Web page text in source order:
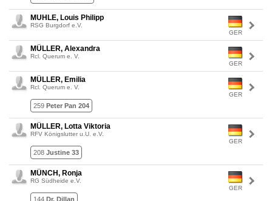
GER
MUHLE, Louis Philipp
RSG Burgdorf e.V.
GER
MÜLLER, Alexandra
Rcl. Querum e. V.
GER
MÜLLER, Emilia
Rcl. Querum e. V.
259 Peter Pan 204
GER
MÜLLER, Lotta Viktoria
RFV Königslutter u.U. e.V.
208 Justine 33
GER
MÜNCH, Ronja
RG Südheide e.V.
144 Dr. Dillan